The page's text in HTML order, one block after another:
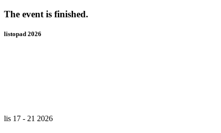
The event is finished.
listopad 2026
lis 17 - 21 2026